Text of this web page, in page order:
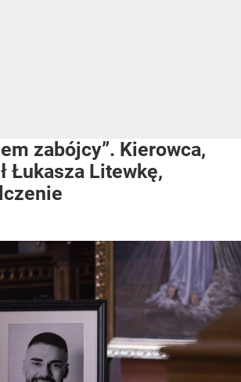
zabójcy”. Kierowca,
Łukasza Litewkę,